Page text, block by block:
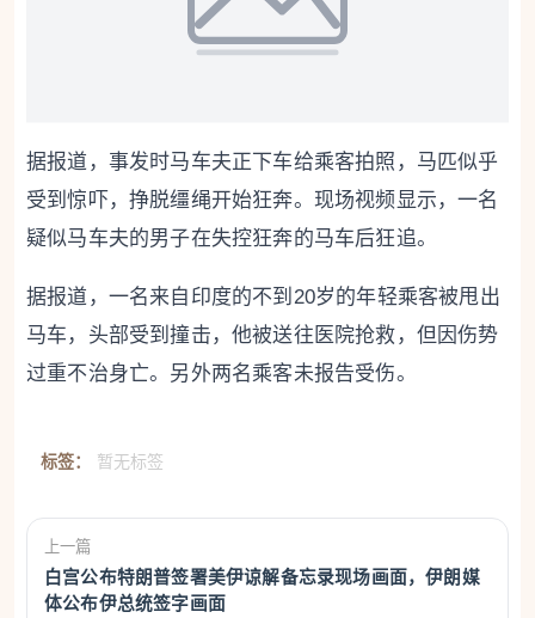
据报道，事发时马车夫正下车给乘客拍照，马匹似乎
受到惊吓，挣脱缰绳开始狂奔。现场视频显示，一名
疑似马车夫的男子在失控狂奔的马车后狂追。
据报道，一名来自印度的不到20岁的年轻乘客被甩出
马车，头部受到撞击，他被送往医院抢救，但因伤势
过重不治身亡。另外两名乘客未报告受伤。
标签： 暂无标签
上一篇
白宫公布特朗普签署美伊谅解备忘录现场画面，伊朗媒
体公布伊总统签字画面